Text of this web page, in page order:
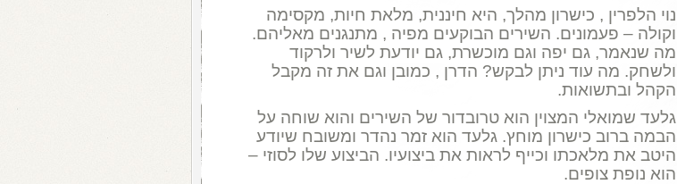
נוי הלפרין , כישרון מהלך, היא חיננית, מלאת חיות, מקסימה
וקולה – פעמונים. השירים הבוקעים מפיה , מתנגנים מאליהם.
מה שנאמר, גם יפה וגם מוכשרת, גם יודעת לשיר ולרקוד
ולשחק. מה עוד ניתן לבקש? הדרן , כמובן וגם את זה מקבל
הקהל ובתשואות.
גלעד שמואלי המצוין הוא טרובדור של השירים והוא שוחה על
הבמה ברוב כישרון מוחץ. גלעד הוא זמר נהדר ומשובח שיודע
היטב את מלאכתו וכייף לראות את ביצועיו. הביצוע שלו לסוזי –
הוא נופת צופים.